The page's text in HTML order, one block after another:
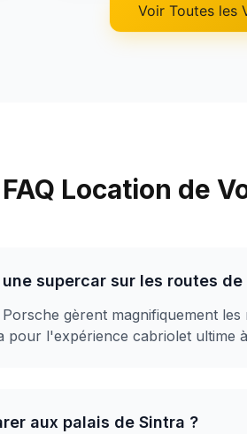
Voir Toutes les
FAQ Location de
supercar sur les routes
gèrent magnifiquement
pour l'expérience cabriolet ultime
aux palais de Sintra ?